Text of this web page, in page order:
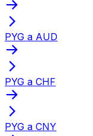
PYG a AUD
PYG a CHF
PYG a CNY